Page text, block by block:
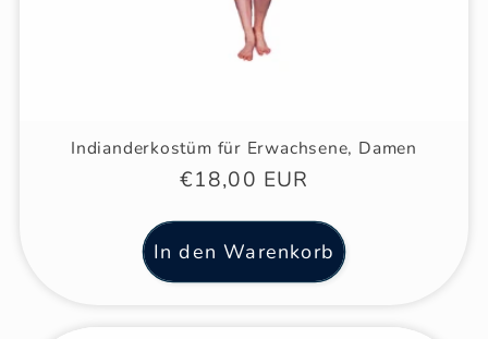
Indianderkostüm für Erwachsene, Damen
Normaler
€18,00 EUR
In den Warenkorb